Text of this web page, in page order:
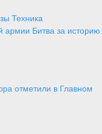
Техника
армии Битва за историю
отметили в Главном